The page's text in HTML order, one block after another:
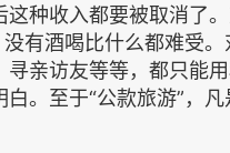
种收入都要被取消了
有酒喝比什么都难受
亲访友等等，都只能
。至于“公款旅游”，